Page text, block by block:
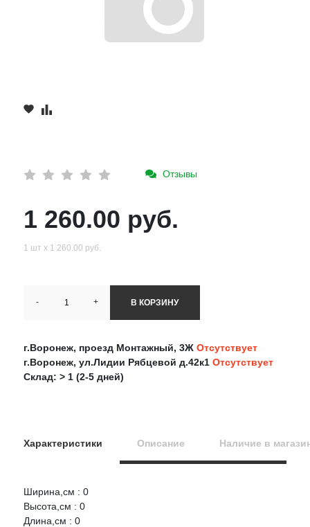
Отзывы
1 260.00 руб.
1 шт х 1 260.00 руб.
- + В КОРЗИНУ
г.Воронеж, проезд Монтажный, 3Ж Отсутствует
г.Воронеж, ул.Лидии Рябцевой д.42к1 Отсутствует
Склад: > 1 (2-5 дней)
Характеристики Описание Наличие в
Ширина,см : 0
Высота,см : 0
Длина,см : 0
НАЛИЧИЕ
Оцените товар: